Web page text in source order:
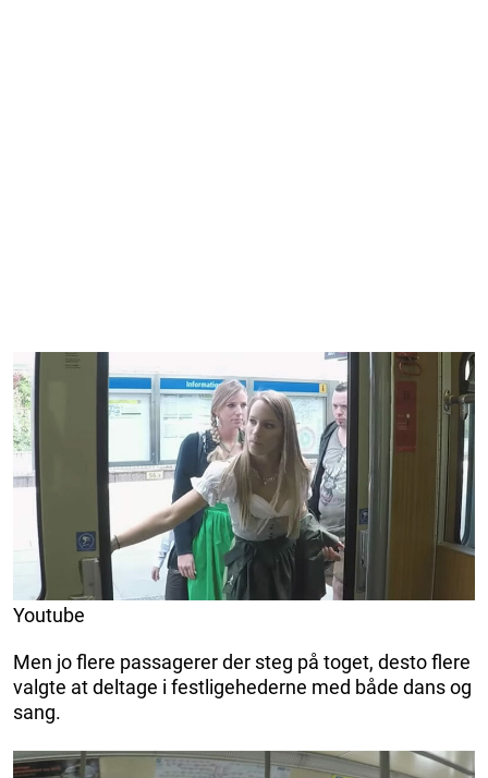
Youtube
Men jo flere passagerer der steg på toget, desto flere
valgte at deltage i festligehederne med både dans og
sang.